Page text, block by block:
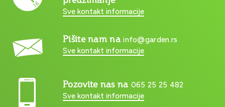
Sve kontakt informacije
Pišite nam nainfo@garden.rs
Sve kontakt informacije
Pozovite nas na 065 25 25 482
Sve kontakt informacije